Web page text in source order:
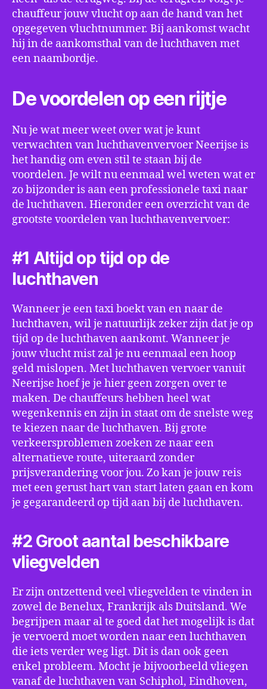
chauffeur jouw vlucht op aan de hand van het
opgegeven vluchtnummer. Bij aankomst wacht
hij in de aankomsthal van de luchthaven met
een naambordje.
De voordelen op een rijtje
Nu je wat meer weet over wat je kunt
verwachten van luchthavenvervoer Neerijse is
het handig om even stil te staan bij de
voordelen. Je wilt nu eenmaal wel weten wat er
zo bijzonder is aan een professionele taxi naar
de luchthaven. Hieronder een overzicht van de
grootste voordelen van luchthavenvervoer:
#1 Altijd op tijd op de
luchthaven
Wanneer je een taxi boekt van en naar de
luchthaven, wil je natuurlijk zeker zijn dat je op
tijd op de luchthaven aankomt. Wanneer je
jouw vlucht mist zal je nu eenmaal een hoop
geld mislopen. Met luchthaven vervoer vanuit
Neerijse hoef je je hier geen zorgen over te
maken. De chauffeurs hebben heel wat
wegenkennis en zijn in staat om de snelste weg
te kiezen naar de luchthaven. Bij grote
verkeersproblemen zoeken ze naar een
alternatieve route, uiteraard zonder
prijsverandering voor jou. Zo kan je jouw reis
met een gerust hart van start laten gaan en kom
je gegarandeerd op tijd aan bij de luchthaven.
#2 Groot aantal beschikbare
vliegvelden
Er zijn ontzettend veel vliegvelden te vinden in
zowel de Benelux, Frankrijk als Duitsland. We
begrijpen maar al te goed dat het mogelijk is dat
je vervoerd moet worden naar een luchthaven
die iets verder weg ligt. Dit is dan ook geen
enkel probleem. Mocht je bijvoorbeeld vliegen
vanaf de luchthaven van Schiphol, Eindhoven,